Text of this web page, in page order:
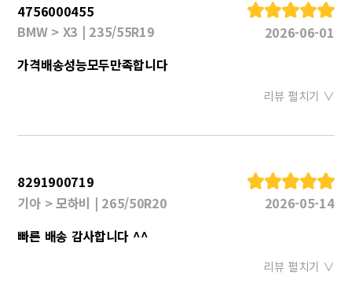
4756000455
BMW > X3 | 235/55R19
2026-06-01
가격배송성능모두만족합니다
리뷰 펼치기 ∨
8291900719
기아 > 모하비 | 265/50R20
2026-05-14
빠른 배송 감사합니다 ^^
리뷰 펼치기 ∨